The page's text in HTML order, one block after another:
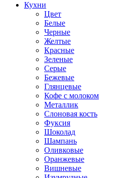
Кухни
Цвет
Белые
Черные
Желтые
Красные
Зеленые
Серые
Бежевые
Глянцевые
Кофе с молоком
Металлик
Слоновая кость
Фуксия
Шоколад
Шампань
Оливковые
Оранжевые
Вишневые